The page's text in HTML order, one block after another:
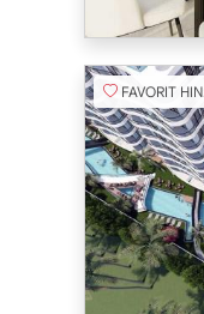
FAVORIT HINZUFÜGEN